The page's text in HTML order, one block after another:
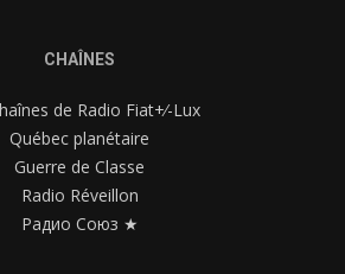
CHAÎNES
de Radio Fiat+⁄-Lux
Québec planétaire
Guerre de Classe
Radio Réveillon
Радио Союз ★